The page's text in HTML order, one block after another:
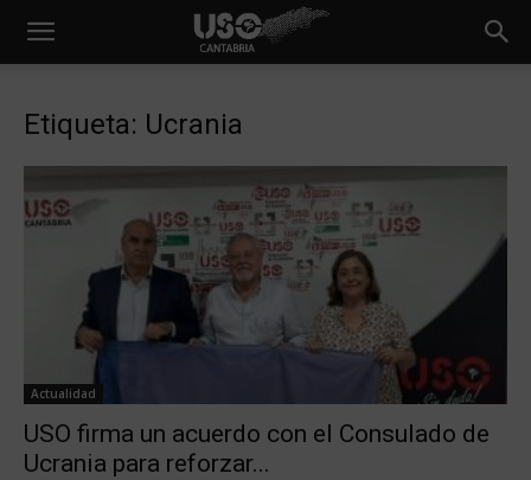
Etiqueta: Ucrania
Actualidad
USO firma un acuerdo con el Consulado de
Ucrania para reforzar...